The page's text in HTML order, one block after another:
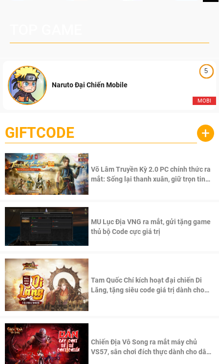
5
MOBI
Naruto Đại Chiến Mobile
GIFTCODE +
Võ Lâm Truyền Kỳ 2.0 PC chính thức ra
mắt: Sống lại thanh xuân, giữ trọn tinh
MU Lục Địa VNG ra mắt, gửi tặng game
thủ bộ Code cực giá trị
Tam Quốc Chí kích hoạt đại chiến Di
Lăng, tặng siêu code giá trị dành cho
Chiến Địa Vô Song ra mắt máy chủ
VS57, sân chơi đích thực dành cho dân